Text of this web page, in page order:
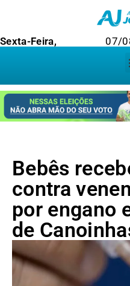
Sexta-Feira, 07/
Bebês
contra
por engano
de